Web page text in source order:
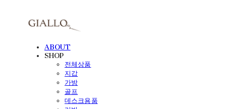
ABOUT
SHOP
전체상품
지갑
가방
골프
데스크용품